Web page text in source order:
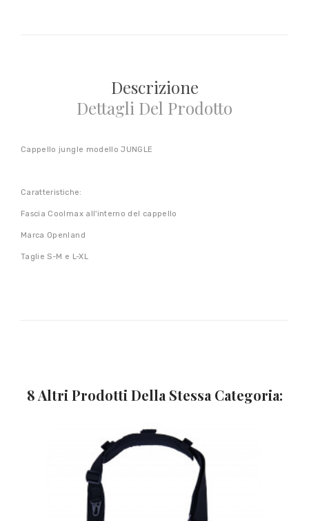
Descrizione
Dettagli Del Prodotto
Cappello jungle modello JUNGLE
Caratteristiche:
Fascia Coolmax all'interno del cappello
Marca Openland
Taglie S-M e L-XL
8 Altri Prodotti Della Stessa Categoria: